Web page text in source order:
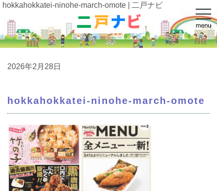
t
o
g
g
l
e
t
o
menu
hokkahokkatei-ninohe-march-omote | 二戸ナビ
2026年2月28日
hokkahokkatei-ninohe-march-omote